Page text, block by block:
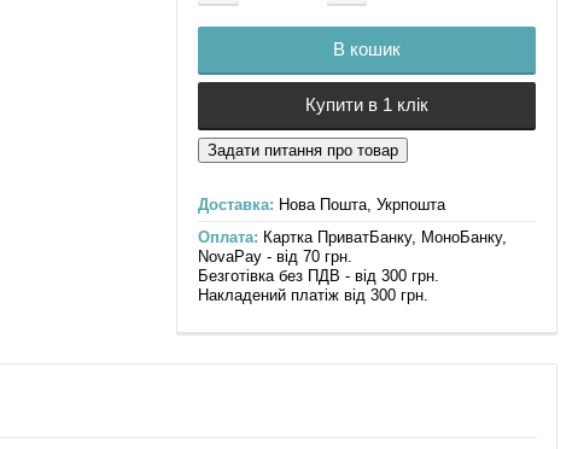
В кошик
Купити в 1 клік
Доставка: Нова Пошта, Укрпошта
Оплата: Картка ПриватБанку, МоноБанку,
NovaPay - від 70 грн.
Безготівка без ПДВ - від 300 грн.
Накладений платіж від 300 грн.